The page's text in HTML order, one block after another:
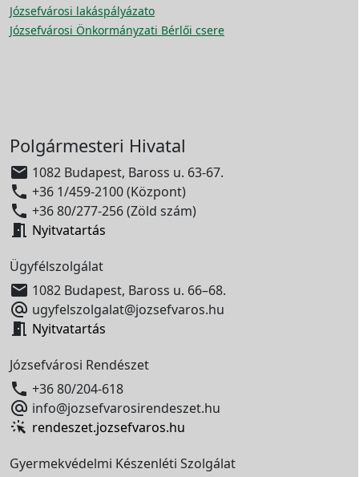
Józsefvárosi lakáspályázato
Józsefvárosi Önkormányzati Bérlői csere
Polgármesteri Hivatal
 1082 Budapest, Baross u. 63-67.
 +36 1/459-2100 (Központ)
 +36 80/277-256 (Zöld szám)
 Nyitvatartás
Ügyfélszolgálat
 1082 Budapest, Baross u. 66–68.
 ugyfelszolgalat@jozsefvaros.hu
 Nyitvatartás
Józsefvárosi Rendészet
 +36 80/204-618
 info@jozsefvarosirendeszet.hu
rendeszet.jozsefvaros.hu
Gyermekvédelmi Készenléti Szolgálat